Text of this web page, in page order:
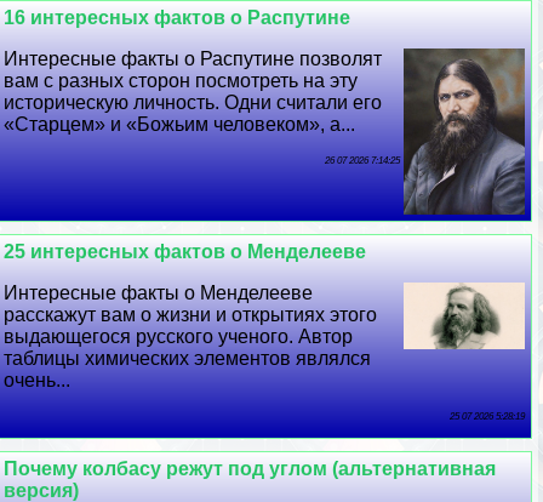
16 интересных фактов о Распутине
Интересные факты о Распутине позволят
вам с разных сторон посмотреть на эту
историческую личность. Одни считали его
«Старцем» и «Божьим человеком», а...
26 07 2026 7:14:25
25 интересных фактов о Менделееве
Интересные факты о Менделееве
расскажут вам о жизни и открытиях этого
выдающегося русского ученого. Автор
таблицы химических элементов являлся
очень...
25 07 2026 5:28:19
Почему колбасу режут под углом (альтернативная
версия)